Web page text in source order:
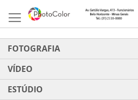
para
o
FOTOGRAFIA
VÍDEO
ESTÚDIO